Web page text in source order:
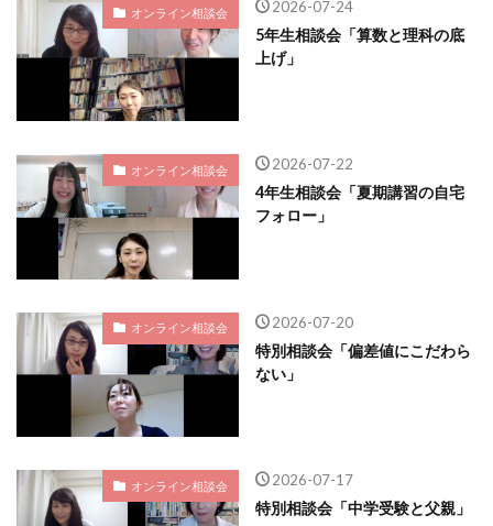
オンライン相談会 2026-07-24
5年生相談会「算数と理科の底
上げ」
オンライン相談会 2026-07-22
4年生相談会「夏期講習の自宅
フォロー」
オンライン相談会 2026-07-20
特別相談会「偏差値にこだわら
ない」
オンライン相談会 2026-07-17
特別相談会「中学受験と父親」